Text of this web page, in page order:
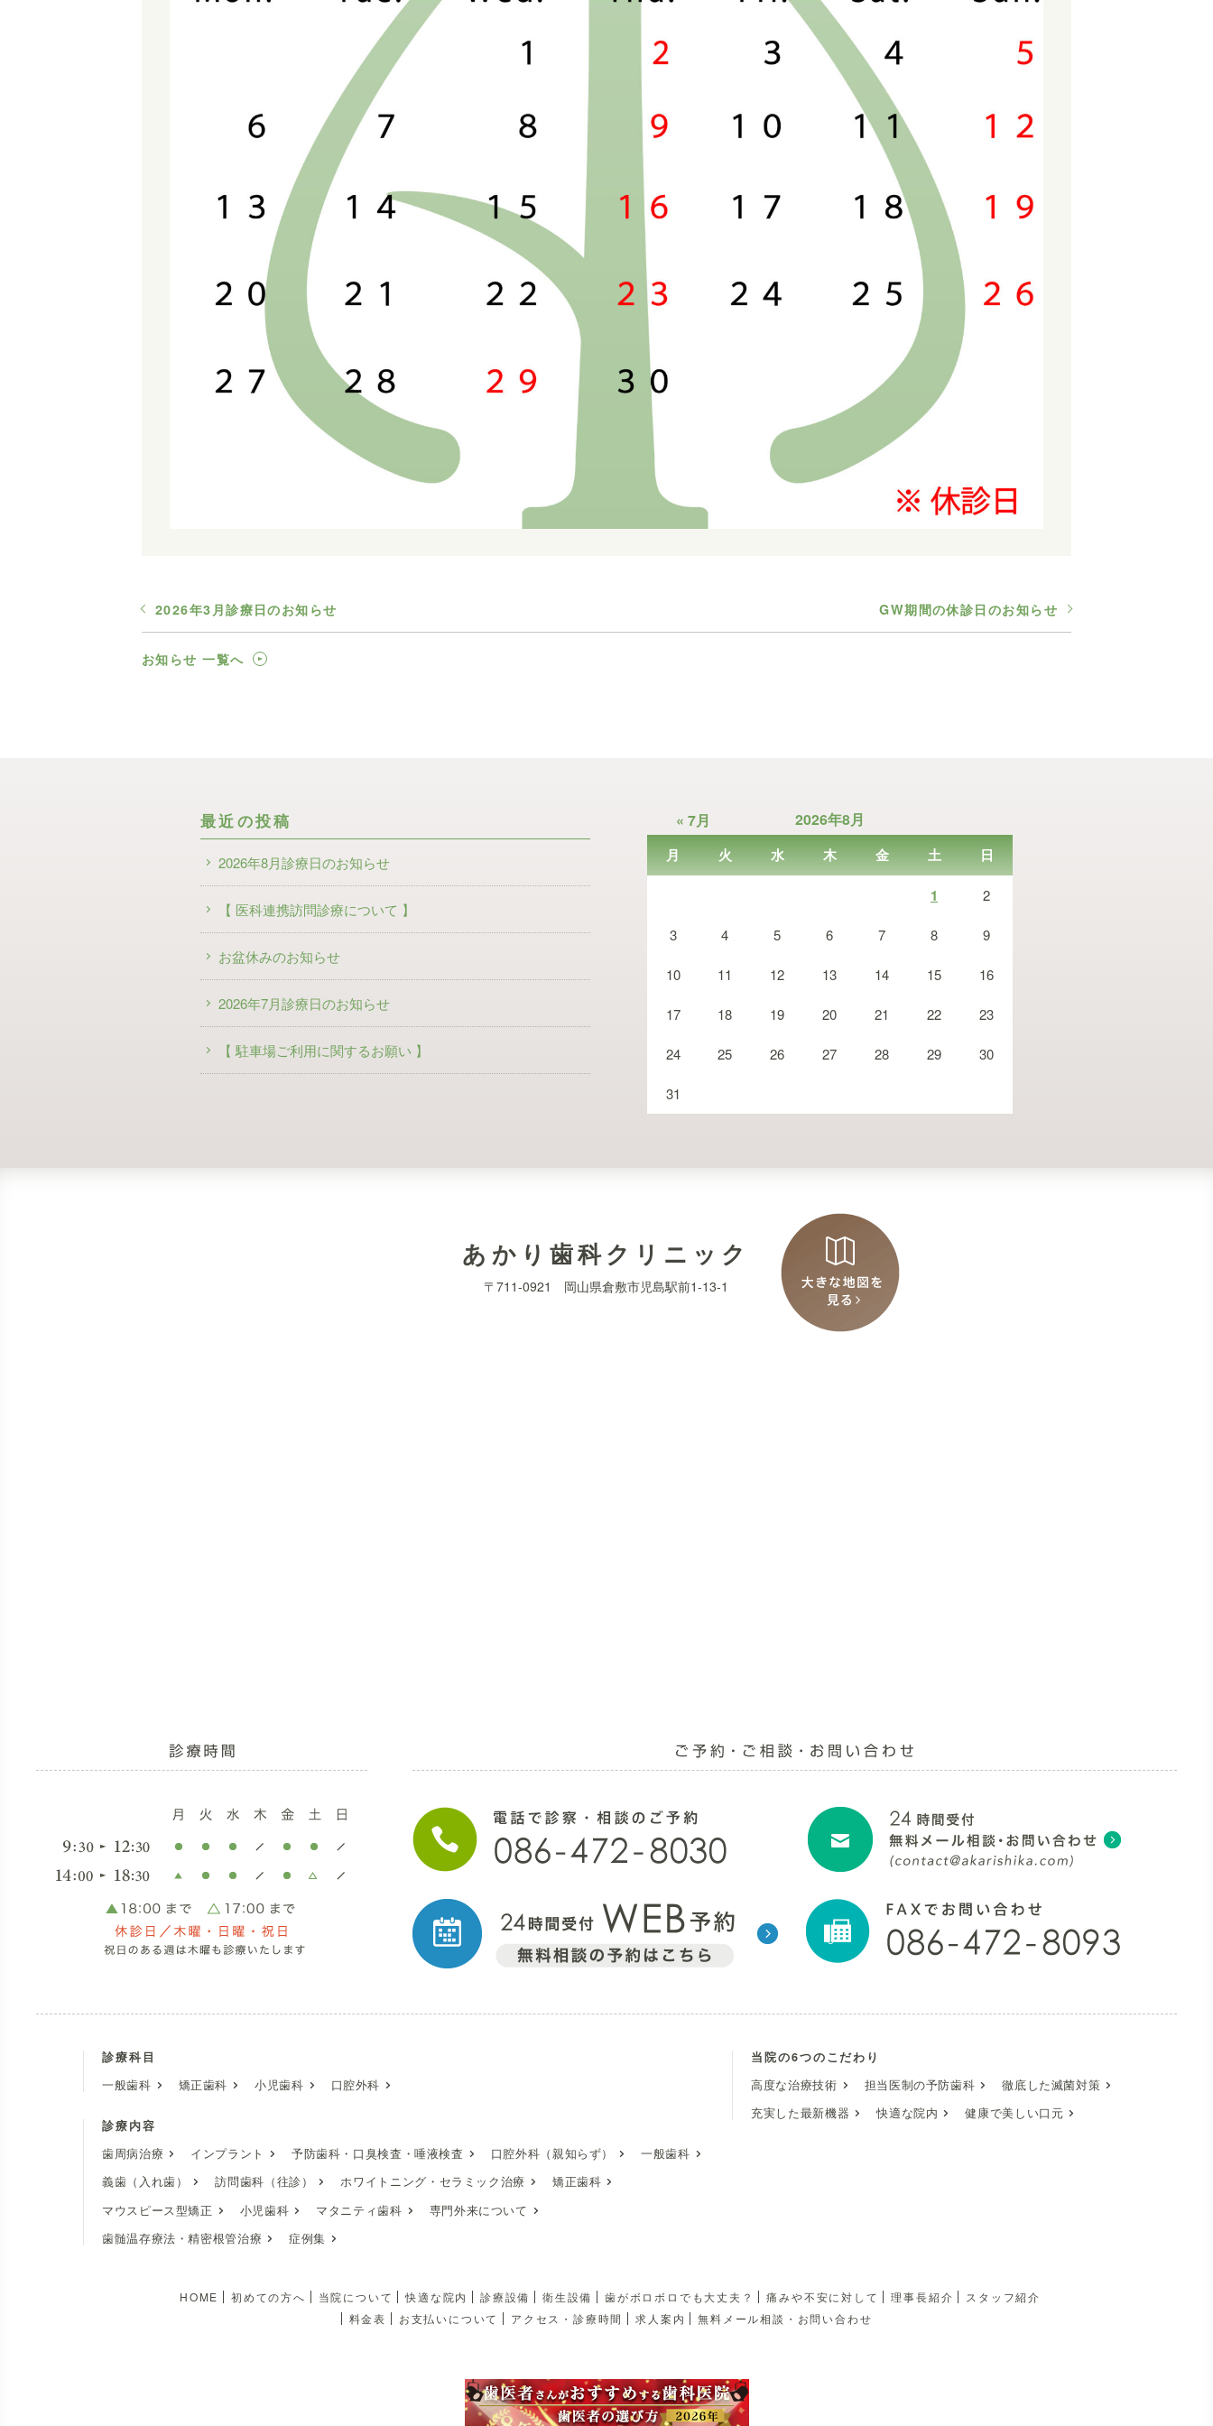
2026年3月診療日のお知らせ GW期間の休診日のお知らせ
お知らせ 一覧へ
最近の投稿
2026年8月診療日のお知らせ
【 医科連携訪問診療について 】
お盆休みのお知らせ
2026年7月診療日のお知らせ
【 駐車場ご利用に関するお願い 】
2026年8月
月 火 水 木 金 土 日
« 7月
1 2
3 4 5 6 7 8 9
10 11 12 13 14 15 16
17 18 19 20 21 22 23
24 25 26 27 28 29 30
31
あかり歯科クリニック
〒711-0921 岡山県倉敷市児島駅前1-13-1
診療科目
一般歯科
矯正歯科 小児歯科 口腔外科
診療内容
歯周病治療
インプラント 予防歯科・口臭検査・唾液検査 口腔外科（親知らず）
一般歯科
義歯（入れ歯）
訪問歯科（往診） ホワイトニング・ セラミック治療
矯正歯科
マウスピース型矯正
小児歯科 マタニティ歯科
専門外来について
歯髄温存療法・精密根管治療
症例集
当院の6つのこだわり
高度な治療技術
担当医制の予防歯科
徹底した滅菌対策
充実した最新機器
快適な院内 健康で美しい口元
HOME 初めての方へ 当院について 快適な院内 診療設備 衛生設備 歯がボロボロでも大丈夫？ 痛みや不安に対して 理事長紹介
スタッフ紹介
料金表
お支払いについて アクセス・診療時間 求人案内 無料メール相談・お問い合わせ